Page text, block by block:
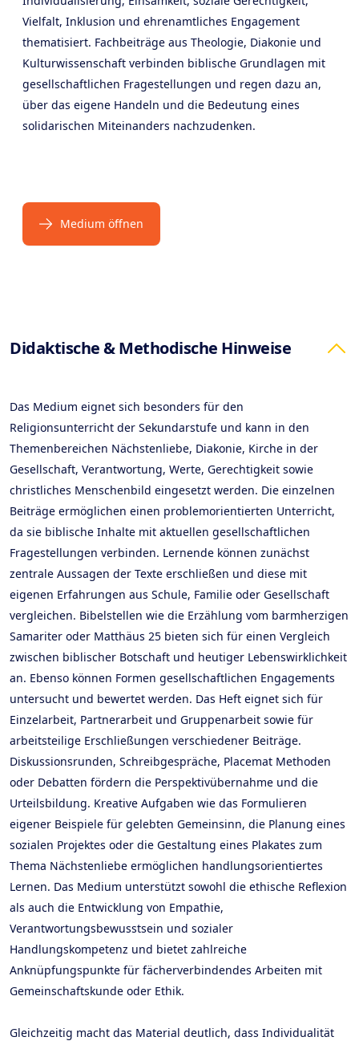
Vielfalt, Inklusion und ehrenamtliches Engagement
thematisiert. Fachbeiträge aus Theologie, Diakonie und
Kulturwissenschaft verbinden biblische Grundlagen mit
gesellschaftlichen Fragestellungen und regen dazu an,
über das eigene Handeln und die Bedeutung eines
solidarischen Miteinanders nachzudenken.
Medium öffnen
Products
Didaktische & Methodische Hinweise
Das Medium eignet sich besonders für den
Religionsunterricht der Sekundarstufe und kann in den
Themenbereichen Nächstenliebe, Diakonie, Kirche in der
Gesellschaft, Verantwortung, Werte, Gerechtigkeit sowie
christliches Menschenbild eingesetzt werden. Die einzelnen
Beiträge ermöglichen einen problemorientierten Unterricht,
da sie biblische Inhalte mit aktuellen gesellschaftlichen
Fragestellungen verbinden. Lernende können zunächst
zentrale Aussagen der Texte erschließen und diese mit
eigenen Erfahrungen aus Schule, Familie oder Gesellschaft
vergleichen. Bibelstellen wie die Erzählung vom barmherzigen
Samariter oder Matthäus 25 bieten sich für einen Vergleich
zwischen biblischer Botschaft und heutiger Lebenswirklichkeit
an. Ebenso können Formen gesellschaftlichen Engagements
untersucht und bewertet werden. Das Heft eignet sich für
Einzelarbeit, Partnerarbeit und Gruppenarbeit sowie für
arbeitsteilige Erschließungen verschiedener Beiträge.
Diskussionsrunden, Schreibgespräche, Placemat Methoden
oder Debatten fördern die Perspektivübernahme und die
Urteilsbildung. Kreative Aufgaben wie das Formulieren
eigener Beispiele für gelebten Gemeinsinn, die Planung eines
sozialen Projektes oder die Gestaltung eines Plakates zum
Thema Nächstenliebe ermöglichen handlungsorientiertes
Lernen. Das Medium unterstützt sowohl die ethische Reflexion
als auch die Entwicklung von Empathie,
Verantwortungsbewusstsein und sozialer
Handlungskompetenz und bietet zahlreiche
Anknüpfungspunkte für fächerverbindendes Arbeiten mit
Gemeinschaftskunde oder Ethik.
Gleichzeitig macht das Material deutlich, dass Individualität